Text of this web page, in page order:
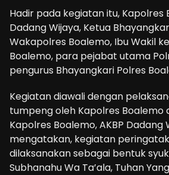
Hadir pada kegiatan itu, Kapolres
Dadang Wijaya, Ketua
Wakapolres Boalemo, Ibu Wakil
Boalemo, para pejabat utama
pengurus Bhayangkari Polres
Kegiatan diawali dengan
tumpeng oleh Kapolres Boalemo
Kapolres Boalemo, AKBP Dadang
mengatakan, kegiatan peringatak
dilaksanakan sebagai bentuk
Subhanahu Wa Ta’ala, Tuhan